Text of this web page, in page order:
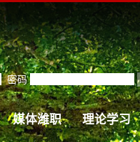
密码
媒体潍职 理论学习